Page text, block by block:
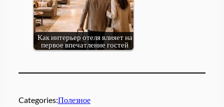
Как интерьер отеля влияет на
первое впечатление гостей
Categories:Полезное